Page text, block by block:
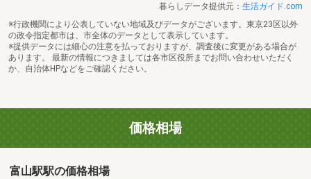
暮らしデータ提供元： 生活ガイド.com
※行政機関により公表していない地域及びデータがございます。東京23区以外
の政令指定都市は、市全体のデータとして表示しています。
※提供データには細心の注意を払っておりますが、調査後に変更がある場合が
あります。 最新の情報につきましては各市区役所までお問い合わせいただく
か、自治体HPなどをご確認ください。
価格相場
富山駅駅の価格相場